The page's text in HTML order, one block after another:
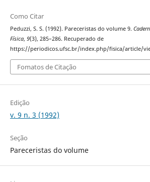
Como Citar
Peduzzi, S. S. (1992). Pareceristas do volume 9.
Física, 9(3), 285–286. Recuperado de
https://periodicos.ufsc.br/index.php/fisica/article/
Fomatos de Citação
Edição
v. 9 n. 3 (1992)
Seção
Pareceristas do volume